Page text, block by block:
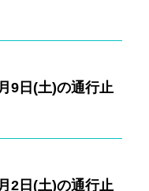
9日(土)の通行止
2日(土)の通行止